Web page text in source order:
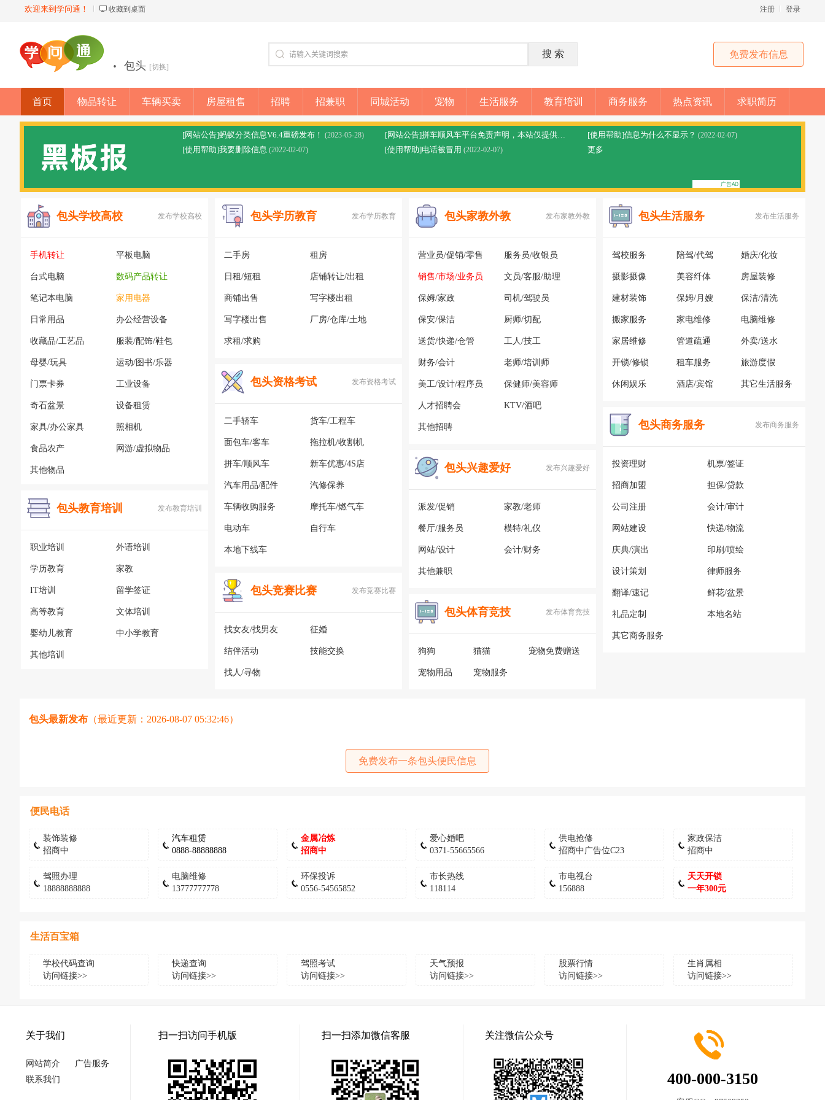
欢迎来到学问通！ 收藏到桌面 登录
注册
免费发布信息
· 包头 [切换]
首页 物品转让 车辆买卖 房屋租售 招聘 招兼职 同城活动 宠物 生活服务 教育培训 商务服务 热点资讯 求职简历
店铺
[网站公告]蚂蚁分类信息V6.4重磅发布！ (2023-05-28) [网站公告]拼车顺风车平台免责声明，本站仅提供信息分享 (2023-05-28)
[使用帮助]信息为什么不显示？ (2022-02-07)
[使用帮助]我要删除信息 (2022-02-07) [使用帮助]电话被冒用 (2022-02-07) 更多
包头学校高校 发布学校高校
手机转让 平板电脑
台式电脑 数码产品转让
笔记本电脑 家用电器
日常用品 办公经营设备
收藏品/工艺品 服装/配饰/鞋包
母婴/玩具 运动/图书/乐器
门票卡券 工业设备
奇石盆景 设备租赁
家具/办公家具 照相机
食品农产 网游/虚拟物品
其他物品
包头教育培训 发布教育培训
职业培训 外语培训
学历教育 家教
IT培训 留学签证
高等教育 文体培训
婴幼儿教育 中小学教育
其他培训
包头学历教育 发布学历教育
二手房 租房
日租/短租 店铺转让/出租
商铺出售 写字楼出租
写字楼出售 厂房/仓库/土地
求租/求购
包头资格考试 发布资格考试
二手轿车 货车/工程车
面包车/客车 拖拉机/收割机
拼车/顺风车 新车优惠/4S店
汽车用品/配件 汽修保养
车辆收购服务 摩托车/燃气车
电动车 自行车
本地下线车
包头竞赛比赛 发布竞赛比赛
找女友/找男友 征婚
结伴活动 技能交换
找人/寻物
包头家教外教 发布家教外教
营业员/促销/零售 服务员/收银员
销售/市场/业务员 文员/客服/助理
保姆/家政 司机/驾驶员
保安/保洁 厨师/切配
送货/快递/仓管 工人/技工
财务/会计 老师/培训师
美工/设计/程序员 保健师/美容师
人才招聘会 KTV/酒吧
其他招聘
包头兴趣爱好 发布兴趣爱好
派发/促销 家教/老师
餐厅/服务员 模特/礼仪
网站/设计 会计/财务
其他兼职
包头体育竞技 发布体育竞技
狗狗 猫猫 宠物免费赠送
宠物用品 宠物服务
包头生活服务 发布生活服务
驾校服务 陪驾/代驾 婚庆/化妆
摄影摄像 美容纤体 房屋装修
建材装饰 保姆/月嫂 保洁/清洗
搬家服务 家电维修 电脑维修
家居维修 管道疏通 外卖/送水
开锁/修锁 租车服务 旅游度假
休闲娱乐 酒店/宾馆 其它生活服务
包头商务服务 发布商务服务
投资理财 机票/签证
招商加盟 担保/贷款
公司注册 会计/审计
网站建设 快递/物流
庆典/演出 印刷/喷绘
设计策划 律师服务
翻译/速记 鲜花/盆景
礼品定制 本地名站
其它商务服务
包头最新发布 （最近更新：2026-08-07 05:32:46）
免费发布一条包头便民信息
便民电话
装饰装修
招商中
汽车租赁
0888-88888888
金属冶炼
招商中
爱心婚吧
0371-55665566
供电抢修
招商中广告位C23
家政保洁
招商中
驾照办理
18888888888
电脑维修
13777777778
环保投诉
0556-54565852
市长热线
118114
市电视台
156888
天天开锁
一年300元
生活百宝箱
学校代码查询
访问链接>>
快递查询
访问链接>>
驾照考试
访问链接>>
天气预报
访问链接>>
股票行情
访问链接>>
生肖属相
访问链接>>
关于我们
网站简介
广告服务
联系我们
扫一扫访问手机版 扫一扫添加微信客服 关注微信公众号
400-000-3150